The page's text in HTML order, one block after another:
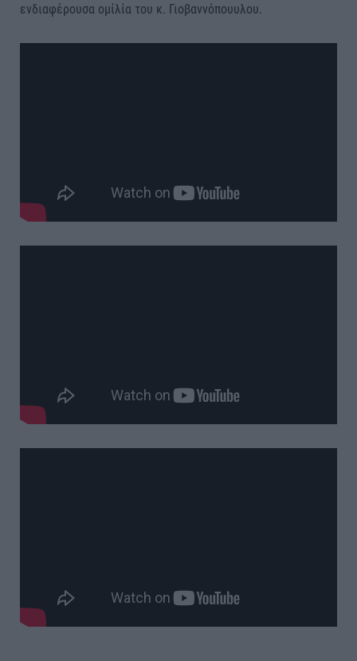
ενδιαφέρουσα ομίλία του κ. Γιοβαννόπουυλου.